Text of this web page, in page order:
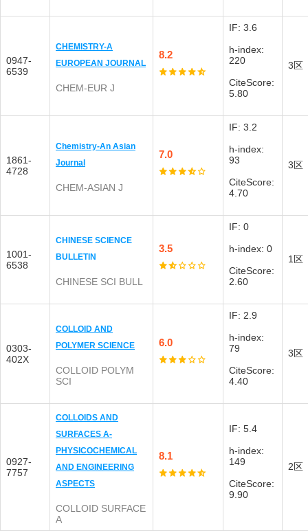
0947-
6539
CHEMISTRY-A
EUROPEAN JOURNAL
CHEM-EUR J
8.2
IF: 3.6
h-index:
220
CiteScore:
5.80
3区
1861-
4728
Chemistry-An Asian
Journal
CHEM-ASIAN J
7.0
IF: 3.2
h-index:
93
CiteScore:
4.70
3区
1001-
6538
CHINESE SCIENCE
BULLETIN
CHINESE SCI BULL
3.5
IF: 0
h-index: 0
CiteScore:
2.60
1区
0303-
402X
COLLOID AND
POLYMER SCIENCE
COLLOID POLYM
SCI
6.0
IF: 2.9
h-index:
79
CiteScore:
4.40
3区
0927-
7757
COLLOIDS AND
SURFACES A-
PHYSICOCHEMICAL
AND ENGINEERING
ASPECTS
COLLOID SURFACE
A
8.1
IF: 5.4
h-index:
149
CiteScore:
9.90
2区